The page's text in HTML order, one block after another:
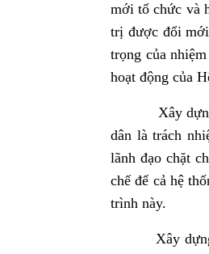
mới tổ chức và
trị được đổi
trọng của
hoạt động của
Xây dựng và
dân là trách
lãnh đạo chặt
chế để cả hệ
trình này.
Xây dựng